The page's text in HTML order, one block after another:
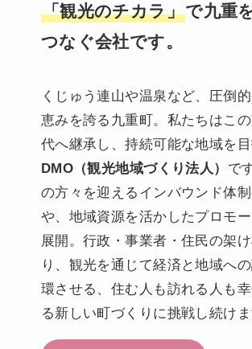
「観光のチカラ」で九重
つなぐ会社です。
くじゅう連山や温泉など、圧倒
恵みを誇る九重町。私たちはこ
代へ継承し、持続可能な地域を
DMO（観光地域づくり法人） で
の方々を迎えるインバウンド体
や、地域資源を活かしたプロモ
展開。行政・事業者・住民の架
り、観光を通じて経済と地域へ
環させる、住む人も訪れる人も
る新しい町づくりに挑戦し続けま